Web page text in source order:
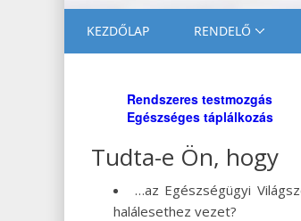
KEZDŐLAP RENDELŐ
Rendszeres testmozgás
Egészséges táplálkozás
Tudta-e Ön, hogy
…az Egészségügyi
halálesethez vezet?